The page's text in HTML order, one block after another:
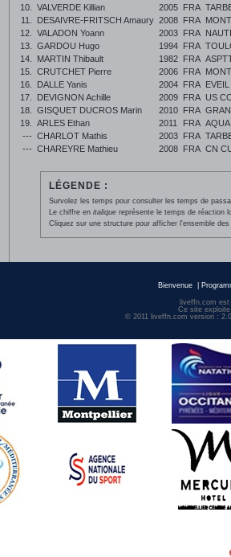
10.
VALVERDE Killian 2005 FRA
11.
DESAIVRE-FRITSCH Amaury 2008 FRA
12.
VALADON Yoann 2003 FRA
13.
GARDOU Hugo 1994 FRA
14.
MARTIN Thibault 1982 FRA
15.
CRUTCHET Pierre 2006 FRA
16.
DALLE Yanis 2004 FRA
17.
DEVIGNON Achille 2009 FRA US
18.
GISQUET DUCROS Marin 2010 FRA
19.
ARLES Ethan 2011 FRA
--- CHARLOT Mathis 2003 FRA
--- CHAREYRE Mathieu 2008 FRA CN
LÉGENDE :
Survolez les temps pour consulter les temps de
Le chiffre en italiquereprésente le temps de réaction
Cliquez sur une structure pour afficher l'ensemble
Bienvenue
liveffn.com
Ce site
© 2011 liveffn.com version :